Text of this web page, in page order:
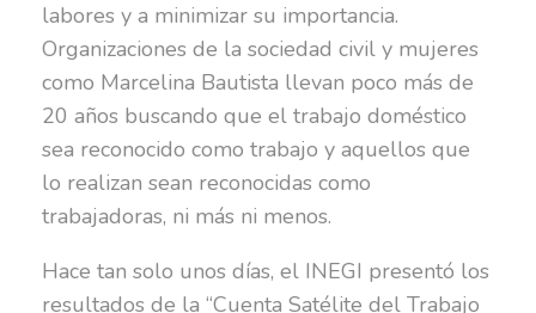
labores y a minimizar su importancia.
Organizaciones de la sociedad civil y mujeres
como Marcelina Bautista llevan poco más de
20 años buscando que el trabajo doméstico
sea reconocido como trabajo y aquellos que
lo realizan sean reconocidas como
trabajadoras, ni más ni menos.
Hace tan solo unos días, el INEGI presentó los
resultados de la “Cuenta Satélite del Trabajo